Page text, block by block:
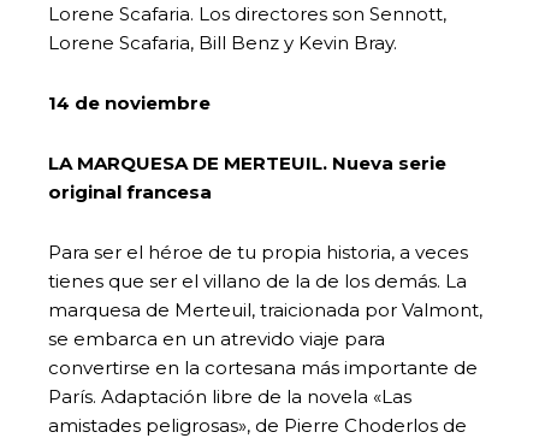
Lorene Scafaria. Los directores son Sennott,
Lorene Scafaria, Bill Benz y Kevin Bray.
14 de noviembre
LA MARQUESA DE MERTEUIL. Nueva serie
original francesa
Para ser el héroe de tu propia historia, a veces
tienes que ser el villano de la de los demás. La
marquesa de Merteuil, traicionada por Valmont,
se embarca en un atrevido viaje para
convertirse en la cortesana más importante de
París. Adaptación libre de la novela «Las
amistades peligrosas», de Pierre Choderlos de